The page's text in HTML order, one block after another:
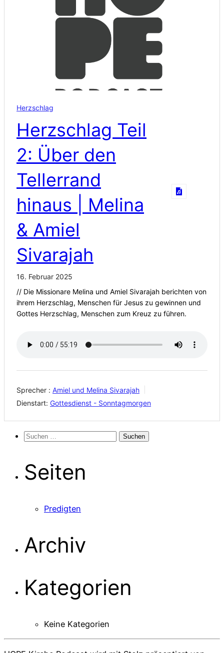
Herzschlag
Herzschlag Teil
2: Über den
Tellerrand
hinaus | Melina
& Amiel
Sivarajah
16. Februar 2025
// Die Missionare Melina und Amiel Sivarajah berichten von
ihrem Herzschlag, Menschen für Jesus zu gewinnen und
Gottes Herzschlag, Menschen zum Kreuz zu führen.
Sprecher : Amiel und Melina Sivarajah
Dienstart: Gottesdienst - Sonntagmorgen
Suchen
Seiten
Predigten
Archiv
Kategorien
Keine Kategorien